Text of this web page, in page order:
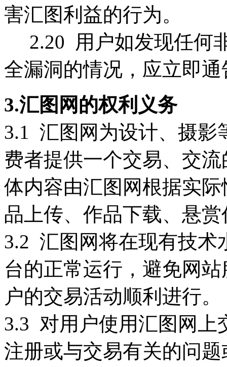
害汇图利益的行为。
2.20 用户如发现任何
全漏洞的情况，应立即
3.汇图网的权利义务
3.1 汇图网为设计、摄影
费者提供一个交易、交
体内容由汇图网根据实
品上传、 作品下载、悬
3.2 汇图网将在现有技术
台的正常运行，避免网
户的交易活动顺利进行。
3.3 对用户使用汇图网上
注册或与交易有关的问